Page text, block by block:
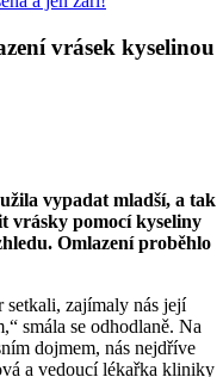
vrásek kyselinou
vypadat mladší, a tak
vrásky pomocí kyseliny
Omlazení proběhlo
setkali, zajímaly nás její
smála se odhodlaně. Na
dojmem, nás nejdříve
a vedoucí lékařka kliniky